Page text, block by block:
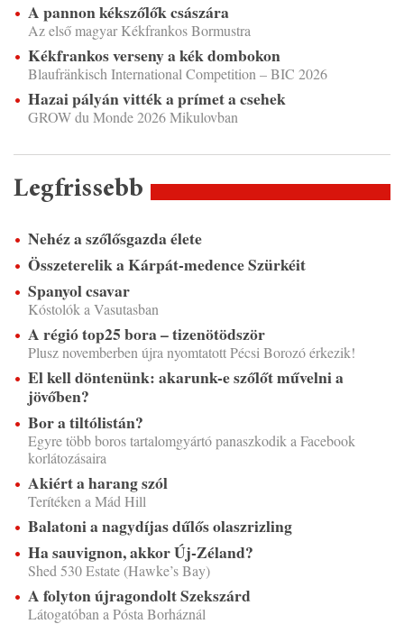
A pannon kékszőlők császára
Az első magyar Kékfrankos Bormustra
Kékfrankos verseny a kék dombokon
Blaufränkisch International Competition – BIC 2026
Hazai pályán vitték a prímet a csehek
GROW du Monde 2026 Mikulovban
Legfrissebb
Nehéz a szőlősgazda élete
Összeterelik a Kárpát-medence Szürkéit
Spanyol csavar
Kóstolók a Vasutasban
A régió top25 bora – tizenötödször
Plusz novemberben újra nyomtatott Pécsi Borozó érkezik!
El kell döntenünk: akarunk-e szőlőt művelni a
jövőben?
Bor a tiltólistán?
Egyre több boros tartalomgyártó panaszkodik a Facebook
korlátozásaira
Akiért a harang szól
Terítéken a Mád Hill
Balatoni a nagydíjas dűlős olaszrizling
Ha sauvignon, akkor Új-Zéland?
Shed 530 Estate (Hawke’s Bay)
A folyton újragondolt Szekszárd
Látogatóban a Pósta Borháznál